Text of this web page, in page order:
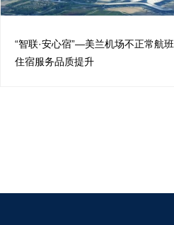
“智联·安心宿”—美兰机场不正常航班
住宿服务品质提升